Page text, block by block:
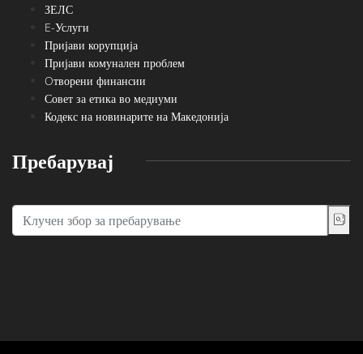
ЗЕЛС
E-Услуги
Пријави корупција
Пријави комунален проблем
Oтворени финансии
Совет за етика во медиуми
Кодекс на новинарите на Македонија
Пребарувај